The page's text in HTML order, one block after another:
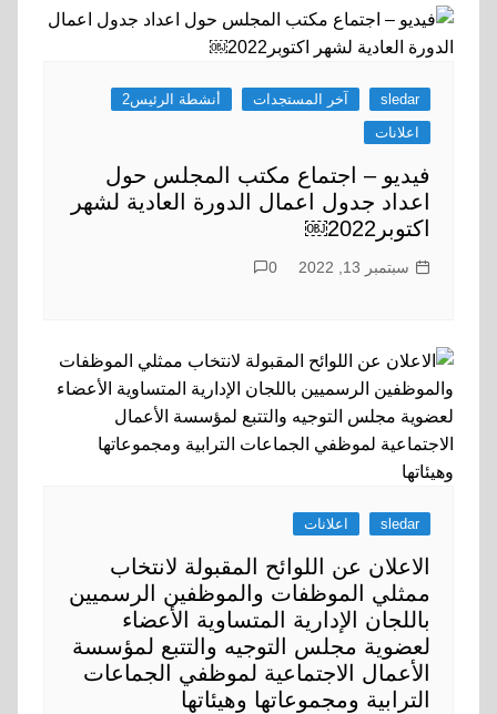
sledar آخر المستجدات
أنشطة الرئيس2
اعلانات
فيديو – اجتماع مكتب المجلس حول
اعداد جدول اعمال الدورة العادية لشهر
اكتوبر2022￼
سبتمبر 13, 2022 0
sledar اعلانات
الاعلان عن اللوائح المقبولة لانتخاب
ممثلي الموظفات والموظفين الرسميين
باللجان الإدارية المتساوية الأعضاء
لعضوية مجلس التوجيه والتتبع لمؤسسة
الأعمال الاجتماعية لموظفي الجماعات
الترابية ومجموعاتها وهيئاتها